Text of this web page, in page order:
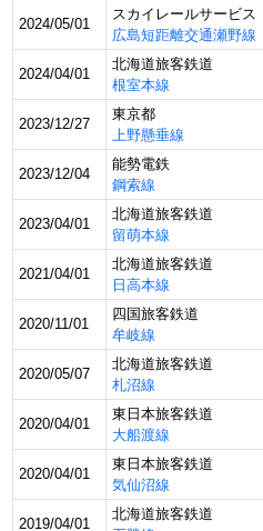
2024/05/01
スカイレールサービス
広島短距離交通瀬野線
2024/04/01
北海道旅客鉄道
根室本線
2023/12/27
東京都
上野懸垂線
2023/12/04
能勢電鉄
鋼索線
2023/04/01
北海道旅客鉄道
留萌本線
2021/04/01
北海道旅客鉄道
日高本線
2020/11/01
四国旅客鉄道
牟岐線
2020/05/07
北海道旅客鉄道
札沼線
2020/04/01
東日本旅客鉄道
大船渡線
2020/04/01
東日本旅客鉄道
気仙沼線
2019/04/01
北海道旅客鉄道